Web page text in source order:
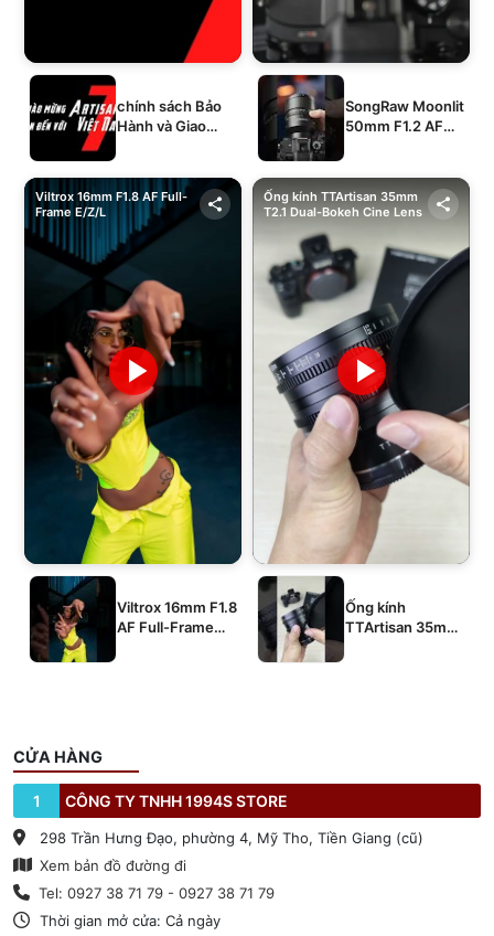
chính sách Bảo
Hành và Giao
SongRaw Moonlit
50mm F1.2 AF
Viltrox 16mm F1.8 AF Full-
Frame E/Z/L
Viltrox 16mm F1.8
AF Full-Frame
Ống kính TTArtisan 35mm
T2.1 Dual-Bokeh Cine Lens
Ống kính
TTArtisan 35mm
CỬA HÀNG
1 CÔNG TY TNHH 1994S STORE
298 Trần Hưng Đạo, phường 4, Mỹ Tho, Tiền Giang (cũ)
Xem bản đồ đường đi
Tel: 0927 38 71 79 - 0927 38 71 79
Thời gian mở cửa: Cả ngày